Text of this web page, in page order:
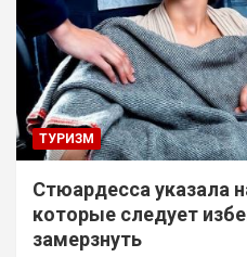
ТУРИЗМ
Стюардесса указала
которые следует
замерзнуть